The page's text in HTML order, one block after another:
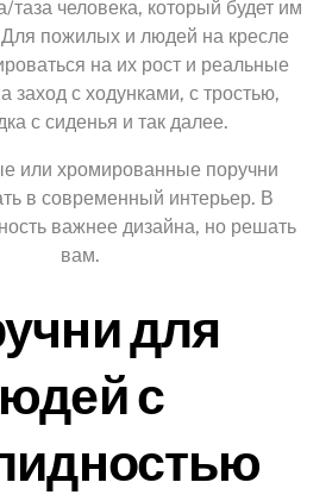
таза человека, который будет им
Для пожилых и людей на кресле
на их рост и реальные
заход с ходунками, с тростью,
с сиденья и так далее.
или хромированные поручни
в современный интерьер. В
важнее дизайна, но решать
вам.
для
с